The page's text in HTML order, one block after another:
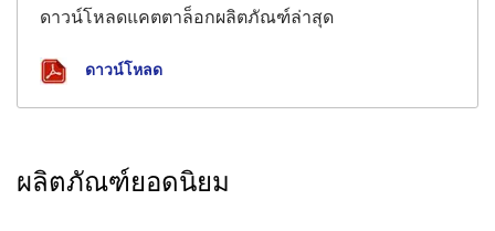
ดาวน์โหลดแคตตาล็อกผลิตภัณฑ์ล่าสุด
ดาวน์โหลด
ผลิตภัณฑ์ยอดนิยม